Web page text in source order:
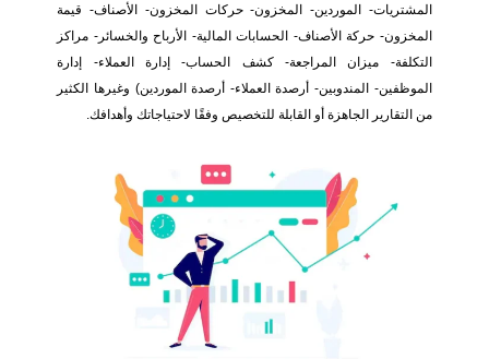
المشتريات- الموردين- المخزون- حركات المخزون- الأصناف- قيمة
المخزون- حركة الأصناف- الحسابات المالية- الأرباح والخسائر- مراكز
التكلفة- ميزان المراجعة- كشف الحساب- إدارة العملاء- إدارة
الموظفين- المندوبين- أرصدة العملاء- أرصدة الموردين) وغيرها الكثير
من التقارير الجاهزة أو القابلة للتخصيص وفقًا لاحتياجاتك وأهدافك.